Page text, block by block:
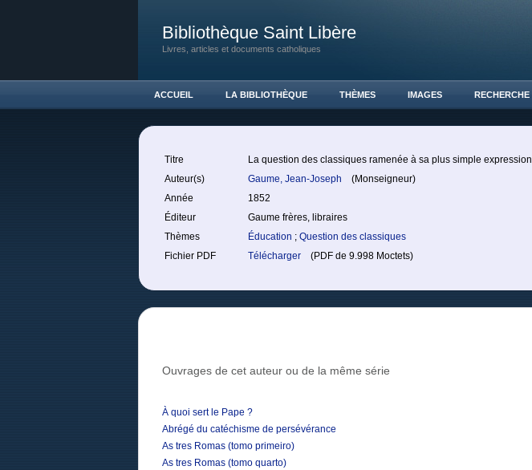
Bibliothèque Saint Libère
Livres, articles et documents catholiques
ACCUEIL LA BIBLIOTHÈQUE THÈMES IMAGES RECHERCHE
Titre
La question des classiques ramenée à sa plus simple expression
Auteur(s)
Gaume, Jean-Joseph
(Monseigneur)
Année
1852
Éditeur
Gaume frères, libraires
Thèmes
Éducation ; Question des classiques
Fichier PDF
Télécharger (PDF de 9.998 Moctets)
Ouvrages de cet auteur ou de la même série
À quoi sert le Pape ?
Abrégé du catéchisme de persévérance
As tres Romas (tomo primeiro)
As tres Romas (tomo quarto)